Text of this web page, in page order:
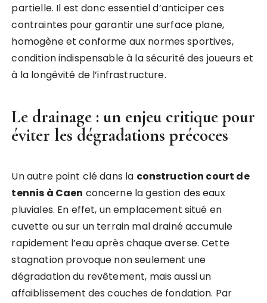
partielle. Il est donc essentiel d’anticiper ces
contraintes pour garantir une surface plane,
homogène et conforme aux normes sportives,
condition indispensable à la sécurité des joueurs et
à la longévité de l’infrastructure.
Le drainage : un enjeu critique pour
éviter les dégradations précoces
Un autre point clé dans la construction court de
tennis à Caen concerne la gestion des eaux
pluviales. En effet, un emplacement situé en
cuvette ou sur un terrain mal drainé accumule
rapidement l’eau après chaque averse. Cette
stagnation provoque non seulement une
dégradation du revêtement, mais aussi un
affaiblissement des couches de fondation. Par